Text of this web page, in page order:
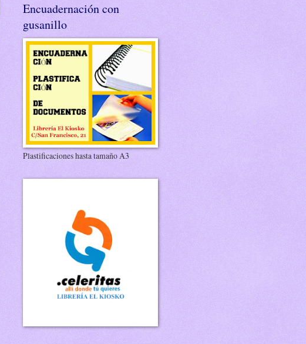
Encuadernación con
gusanillo
Plastificaciones hasta tamaño A3